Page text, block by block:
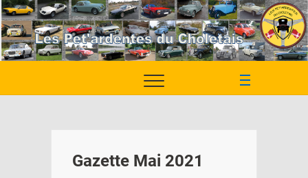
Skip
to
content
M
e
Gazette Mai 2021